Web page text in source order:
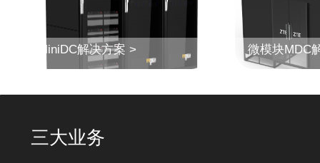
MiniDC解决方案 > 微模块MDC
三大业务